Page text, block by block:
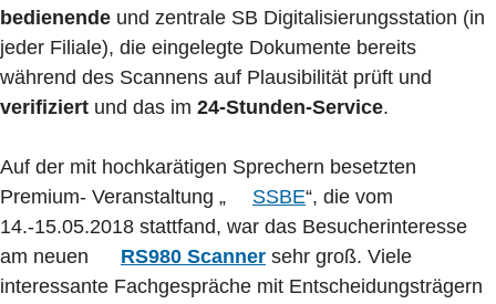
bedienende und zentrale SB Digitalisierungsstation (in
jeder Filiale), die eingelegte Dokumente bereits
während des Scannens auf Plausibilität prüft und
verifiziert und das im 24-Stunden-Service.
Auf der mit hochkarätigen Sprechern besetzten
Premium- Veranstaltung „
SSBE“, die vom
14.-15.05.2018 stattfand, war das Besucherinteresse
am neuen
RS980 Scanner sehr groß. Viele
interessante Fachgespräche mit Entscheidungsträgern